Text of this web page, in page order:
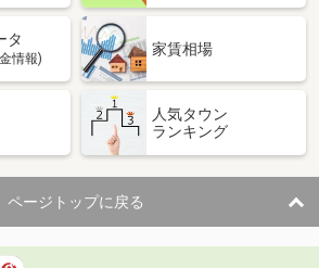
タ
情報)
家賃相場
人気タウン
ランキング
ページトップに戻る